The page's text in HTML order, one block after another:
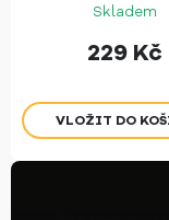
Skladem
229 Kč